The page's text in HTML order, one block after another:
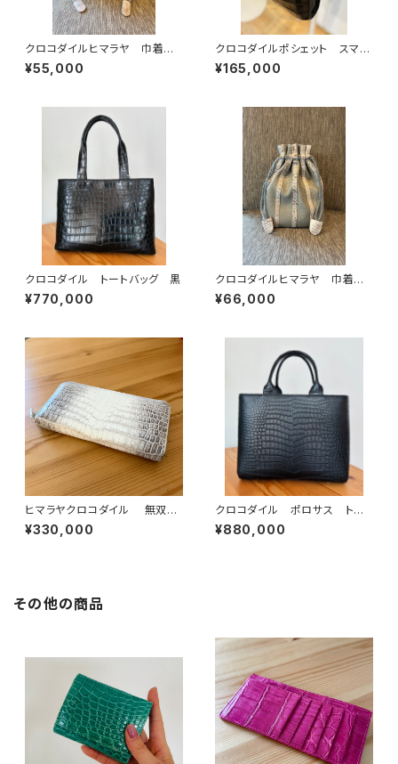
クロコダイルヒマラヤ 巾着バッ
グ イタリアンシュリンクレザー
¥55,000
クロコダイルポシェット スマホ
ポシェット 軽量バッグ
¥165,000
クロコダイル トートバッグ 黒
¥770,000
クロコダイルヒマラヤ 巾着バッ
グ イタリアンシュリンクレザー
¥66,000
ヒマラヤクロコダイル 無双
ラウンドファスナーウォレット
¥330,000
クロコダイル ポロサス トー
トバッグ 黒
¥880,000
その他の商品